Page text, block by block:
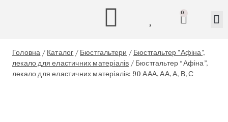
0
Головна / Каталог / Бюстгальтери / Бюстгальтер "Афіна",
лекало для еластичних матеріалів / Бюстгальтер “Афіна”,
лекало для еластичних матеріалів: 90 ААА, АА, А, В, С